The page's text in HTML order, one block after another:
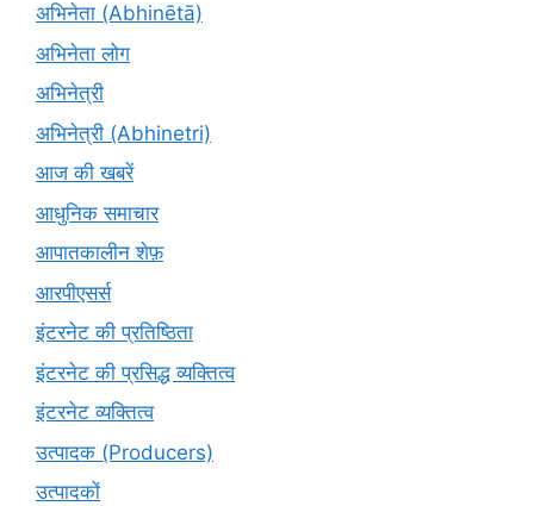
अभिनेता (Abhinētā)
अभिनेता लोग
अभिनेत्री
अभिनेत्री (Abhinetri)
आज की खबरें
आधुनिक समाचार
आपातकालीन शेफ़
आरपीएसर्स
इंटरनेट की प्रतिष्ठिता
इंटरनेट की प्रसिद्ध व्यक्तित्व
इंटरनेट व्यक्तित्व
उत्पादक (Producers)
उत्पादकों